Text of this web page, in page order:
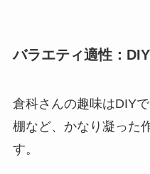
バラエティ適性：
倉科さんの趣味はDIY
棚など、かなり凝った
す。